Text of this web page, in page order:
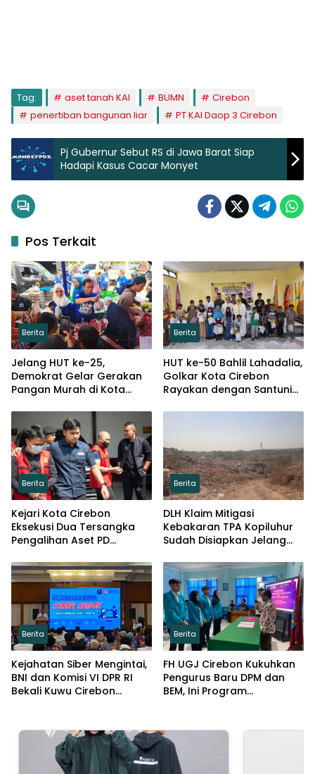
Tag: aset tanah KAI BUMN
Cirebon
penertiban bangunan liar
PT KAI Daop 3 Cirebon
Pj Gubernur Sebut RS di Jawa Barat Siap
Hadapi Kasus Cacar Monyet
Pos Terkait
Berita
Jelang HUT ke-25,
Demokrat Gelar Gerakan
Pangan Murah di Kota
Berita
HUT ke-50 Bahlil Lahadalia,
Golkar Kota Cirebon
Rayakan dengan Santuni
Berita
Kejari Kota Cirebon
Eksekusi Dua Tersangka
Pengalihan Aset PD
Berita
DLH Klaim Mitigasi
Kebakaran TPA Kopiluhur
Sudah Disiapkan Jelang
Berita
Kejahatan Siber Mengintai,
BNI dan Komisi VI DPR RI
Bekali Kuwu Cirebon
Berita
FH UGJ Cirebon Kukuhkan
Pengurus Baru DPM dan
BEM, Ini Program